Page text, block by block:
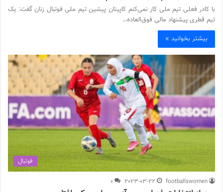
با کادر فعلی تیم ملی کار نمی‌کنم کاپیتان پیشین تیم ملی فوتبال زنان گفت: یک
تیم قطری پیشنهاد مالی فوق‌العاده…
بیشتر بخوانید »
فوتبال
footballswomen
2023-03-22
0